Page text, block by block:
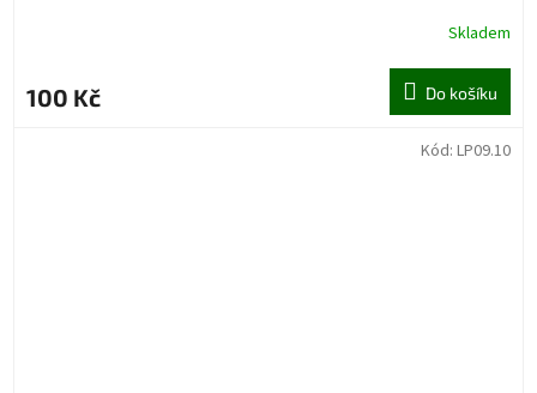
Skladem
100 Kč Do košíku
Kód: LP09.10